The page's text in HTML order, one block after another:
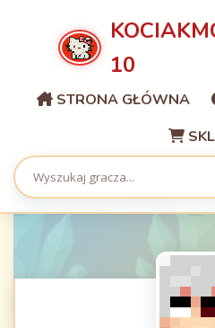
10
STRONA GŁÓWNA